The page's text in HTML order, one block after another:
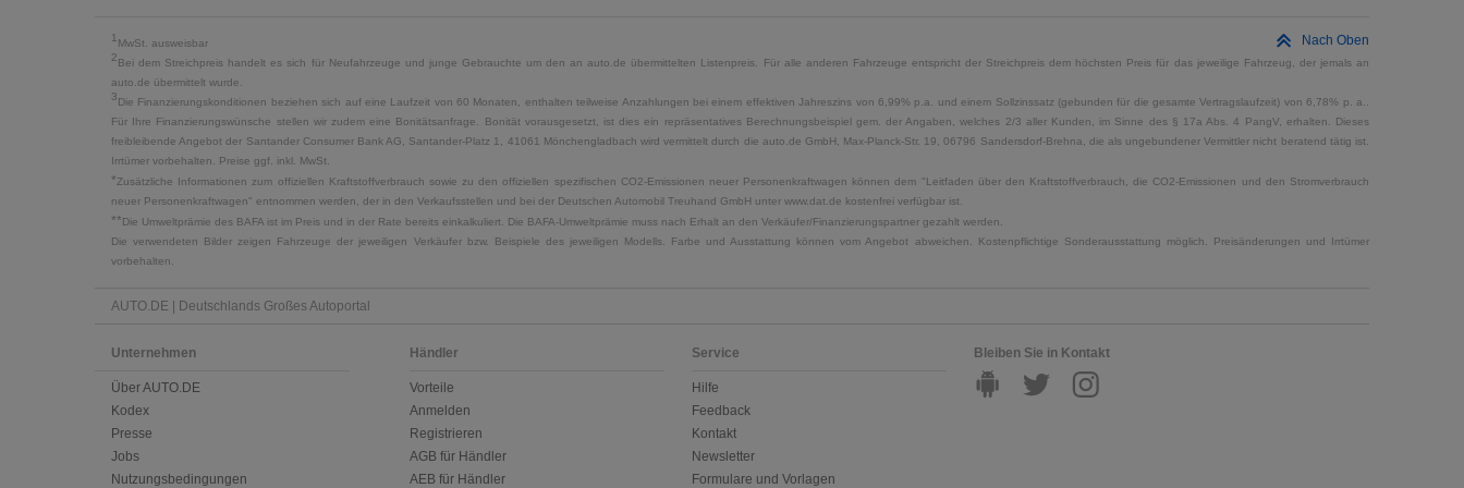
Nach Oben
1 MwSt. ausweisbar
2Bei dem Streichpreis handelt es sich für Neufahrzeuge und junge Gebrauchte um den an auto.de übermittelten Listenpreis. Für alle anderen Fahrzeuge entspricht der Streichpreis dem höchsten Preis für das jeweilige Fahrzeug, der jemals an
auto.de übermittelt wurde.
3Die Finanzierungskonditionen beziehen sich auf eine Laufzeit von 60 Monaten, enthalten teilweise Anzahlungen bei einem effektiven Jahreszins von 6,99% p.a. und einem Sollzinssatz (gebunden für die gesamte Vertragslaufzeit) von 6,78% p. a..
Für Ihre Finanzierungswünsche stellen wir zudem eine Bonitätsanfrage. Bonität vorausgesetzt, ist dies ein repräsentatives Berechnungsbeispiel gem. der Angaben, welches 2/3 aller Kunden, im Sinne des § 17a Abs. 4 PangV, erhalten. Dieses
freibleibende Angebot der Santander Consumer Bank AG, Santander-Platz 1, 41061 Mönchengladbach wird vermittelt durch die auto.de GmbH, Max-Planck-Str. 19, 06796 Sandersdorf-Brehna, die als ungebundener Vermittler nicht beratend tätig ist.
Irrtümer vorbehalten. Preise ggf. inkl. MwSt.
*Zusätzliche Informationen zum offiziellen Kraftstoffverbrauch sowie zu den offiziellen spezifischen CO2-Emissionen neuer Personenkraftwagen können dem "Leitfaden über den Kraftstoffverbrauch, die CO2-Emissionen und den Stromverbrauch
neuer Personenkraftwagen" entnommen werden, der in den Verkaufsstellen und bei der Deutschen Automobil Treuhand GmbH unter www.dat.de kostenfrei verfügbar ist.
**Die Umweltprämie des BAFA ist im Preis und in der Rate bereits einkalkuliert. Die BAFA-Umweltprämie muss nach Erhalt an den Verkäufer/Finanzierungspartner gezahlt werden.
Die verwendeten Bilder zeigen Fahrzeuge der jeweiligen Verkäufer bzw. Beispiele des jeweiligen Modells. Farbe und Ausstattung können vom Angebot abweichen. Kostenpflichtige Sonderausstattung möglich. Preisänderungen und Irrtümer
vorbehalten.
AUTO.DE | Deutschlands Großes Autoportal
Unternehmen
Über AUTO.DE
Kodex
Presse
Jobs
Nutzungsbedingungen
Händler
Vorteile
Anmelden
Registrieren
AGB für Händler
AEB für Händler
Service
Hilfe
Feedback
Kontakt
Newsletter
Formulare und Vorlagen
Bleiben Sie in Kontakt